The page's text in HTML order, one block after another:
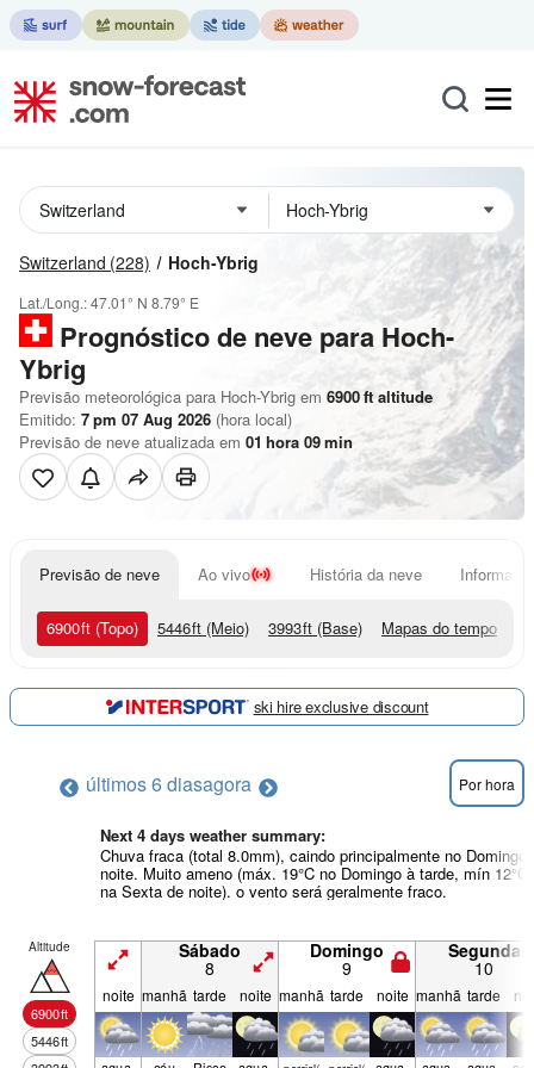
Switzerland (228) Hoch-Ybrig
Lat./Long.:47.01° N 8.79° E
Prognóstico de neve para Hoch-
Ybrig
Previsão meteorológica para Hoch-Ybrig em 6900ftaltitude
Emitido: 7 pm 07 Aug 2026 (hora local)
Previsão de neve atualizada em 01 hora 09min
Previsão de neve Ao vivo História da neve
6900ft (Topo) 5446ft (Meio) 3993ft (Base) Mapas do tempo
ski hire exclusive discount
últimos 6 diasagora Por hora
Next 4 days weather summary:
Chuva fraca (total 8.0mm), caindo principalmente no Domingo
noite. Muito ameno (máx. 19°C no Domingo à tarde, mín 12°C
na Sexta de noite). o vento será geralmente fraco.
Altitude
6900ft
5446ft
Sábado
8
Domingo
9
Segunda
10
noite manhã tarde noite manhã tarde noite manhã tarde